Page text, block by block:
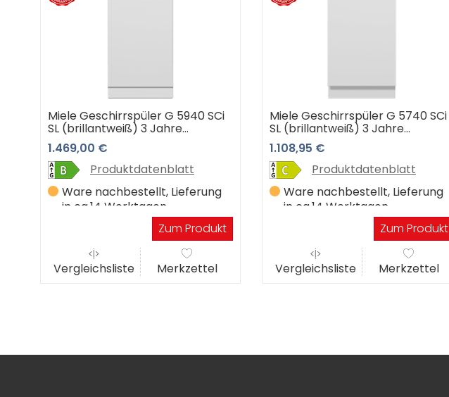
Miele Geschirrspüler G 5940 SCi
SL (brillantweiß) 3 Jahre
Premiumshop Garantie
1.469,00 €
Produktdatenblatt
Ware nachbestellt, Lieferung
in ca.14 Werktagen
Zum Produkt
Vergleichsliste Merkzettel
Miele Geschirrspüler G 5740 SCi
SL (brillantweiß) 3 Jahre
Premiumshop Garantie
1.108,95 €
Produktdatenblatt
Ware nachbestellt, Lieferung
in ca.14 Werktagen
Zum Produkt
Vergleichsliste Merkzettel